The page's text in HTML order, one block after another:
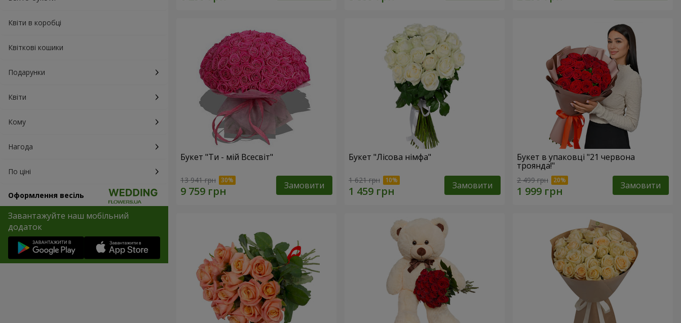
Квіти в коробці
Квіткові кошики
Подарунки
Квіти
Кому
Нагода
По ціні
Оформлення весіль
Завантажуйте наш мобільний
додаток
Букет "Ти - мій Всесвіт"
13 941 грн Замовити
Букет "Лісова німфа"
1 621 грн Замовити
Букет в упаковці "21 червона
троянда!"
2 499 грн Замовити